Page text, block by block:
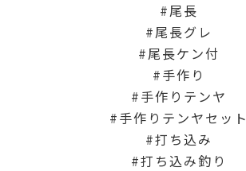
尾長
尾長グレ
尾長ケン付
手作り
手作りテンヤ
手作りテンヤセット
打ち込み
打ち込み釣り